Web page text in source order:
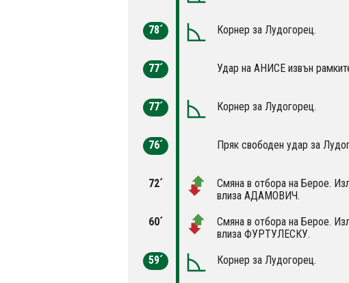
78´ Корнер за Лудогорец.
77´ Удар на АНИСЕ извън
77´ Корнер за Лудогорец.
76´ Пряк свободен удар за
72´
Смяна в отбора на Берое.
влиза АДАМОВИЧ.
60´
Смяна в отбора на Берое.
влиза ФУРТУЛЕСКУ.
59´
Корнер за Лудогорец.